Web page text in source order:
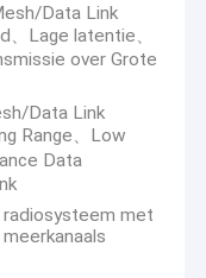
Data Link
Lage latentie、
over Grote
Data Link
Range、Low
Data
radiosysteem met